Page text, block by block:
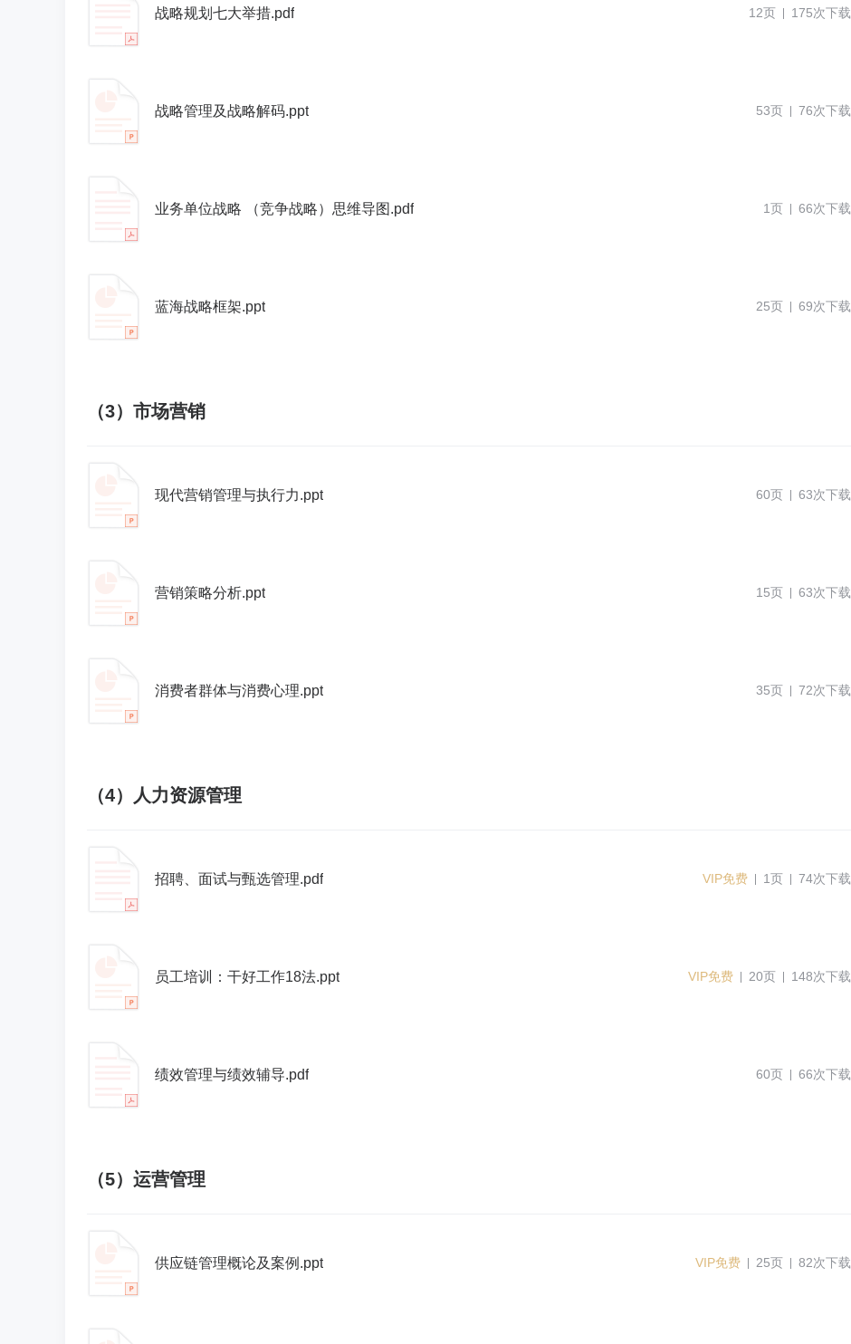
战略规划七大举措.pdf 12页 175次下载
战略管理及战略解码.ppt 53页 76次下载
业务单位战略 （竞争战略）思维导图.pdf 1页 66次下载
蓝海战略框架.ppt 25页 69次下载
（3）市场营销
现代营销管理与执行力.ppt 60页 63次下载
营销策略分析.ppt 15页 63次下载
消费者群体与消费心理.ppt 35页 72次下载
（4）人力资源管理
招聘、面试与甄选管理.pdf VIP免费 1页 74次下载
员工培训：干好工作18法.ppt VIP免费 20页 148次下载
绩效管理与绩效辅导.pdf 60页 66次下载
（5）运营管理
供应链管理概论及案例.ppt VIP免费 25页 82次下载